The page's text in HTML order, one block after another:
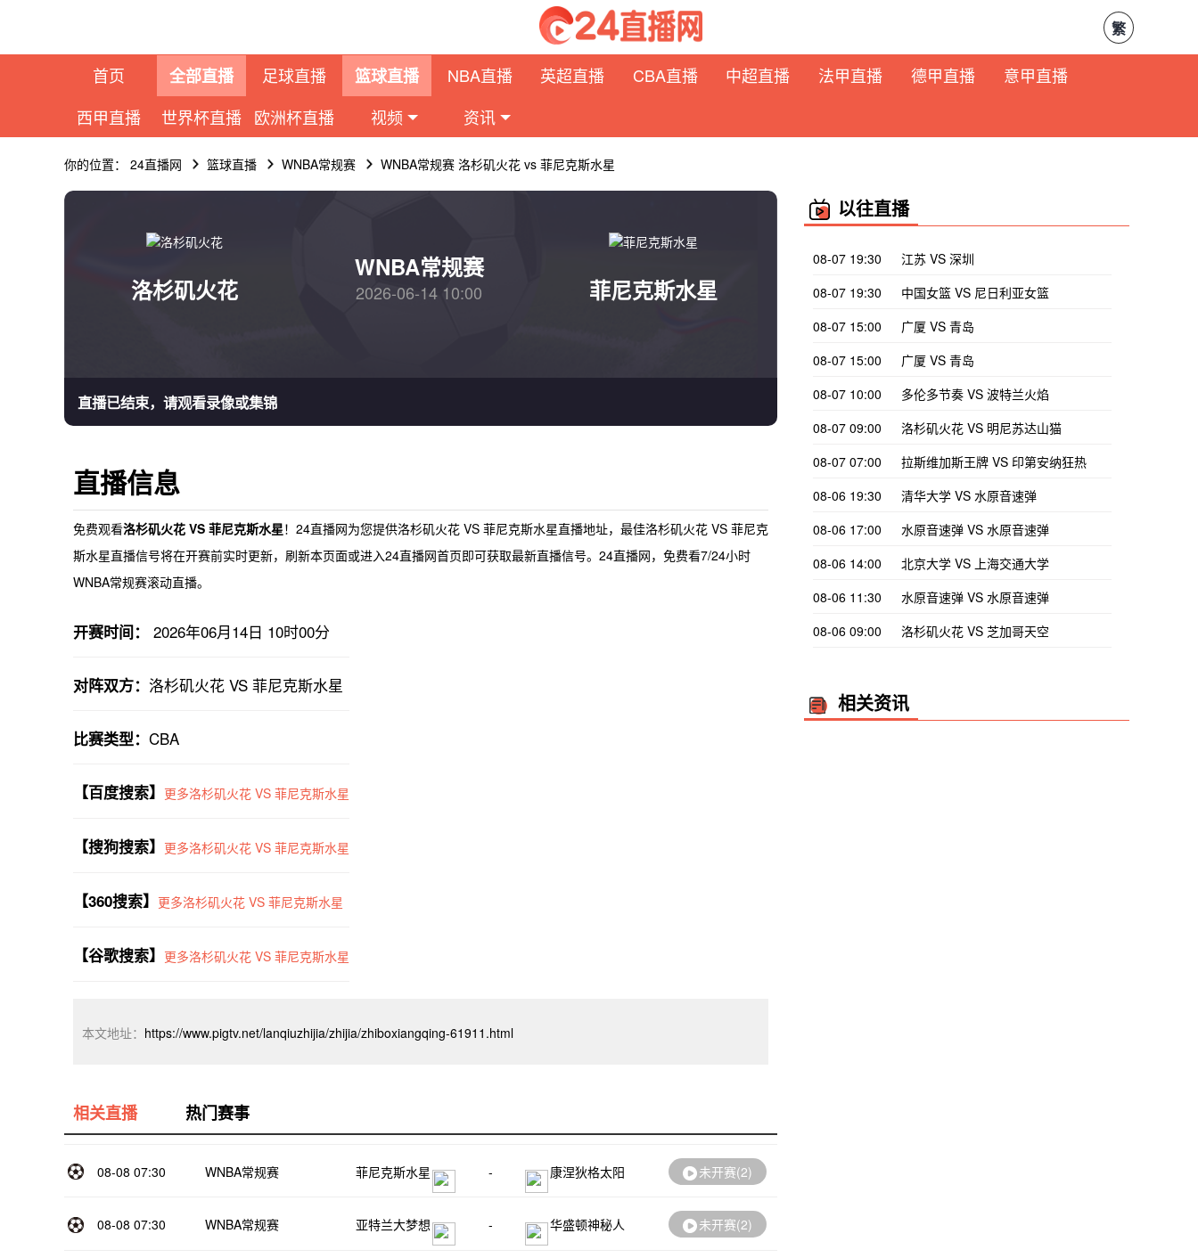
繁
首页 全部直播 足球直播 篮球直播 NBA直播 英超直播 CBA直播 中超直播 法甲直播 德甲直播
意甲直播
西甲直播
世界杯直播 欧洲杯直播 视频 资讯
你的位置： 24直播网 篮球直播 WNBA常规赛 WNBA常规赛 洛杉矶火花 vs 菲尼克斯水星
洛杉矶火花
WNBA常规赛
2026-06-14 10:00 菲尼克斯水星
直播已结束，请观看录像或集锦
直播信息
免费观看洛杉矶火花 VS 菲尼克斯水星！24直播网为您提供洛杉矶火花 VS 菲尼克斯水星直播地址，最佳洛杉矶火花 VS 菲尼克
斯水星直播信号将在开赛前实时更新，刷新本页面或进入24直播网首页即可获取最新直播信号。24直播网，免费看7/24小时
WNBA常规赛滚动直播。
开赛时间： 2026年06月14日 10时00分
对阵双方： 洛杉矶火花 VS 菲尼克斯水星
比赛类型： CBA
【百度搜索】 更多洛杉矶火花 VS 菲尼克斯水星
【搜狗搜索】 更多洛杉矶火花 VS 菲尼克斯水星
【360搜索】 更多洛杉矶火花 VS 菲尼克斯水星
【谷歌搜索】 更多洛杉矶火花 VS 菲尼克斯水星
本文地址： https://www.pigtv.net/lanqiuzhijia/zhijia/zhiboxiangqing-61911.html
相关直播 热门赛事
08-08 07:30 WNBA常规赛 菲尼克斯水星 - 康涅狄格太阳 未开赛(2)
08-08 07:30 WNBA常规赛 亚特兰大梦想 - 华盛顿神秘人 未开赛(2)
以往直播
08-07 19:30
江苏 VS 深圳
08-07 19:30
中国女篮 VS 尼日利亚女篮
08-07 15:00
广厦 VS 青岛
08-07 15:00
广厦 VS 青岛
08-07 10:00
多伦多节奏 VS 波特兰火焰
08-07 09:00
洛杉矶火花 VS 明尼苏达山猫
08-07 07:00
拉斯维加斯王牌 VS 印第安纳狂热
08-06 19:30
清华大学 VS 水原音速弹
08-06 17:00
水原音速弹 VS 水原音速弹
08-06 14:00
北京大学 VS 上海交通大学
08-06 11:30
水原音速弹 VS 水原音速弹
08-06 09:00
洛杉矶火花 VS 芝加哥天空
相关资讯